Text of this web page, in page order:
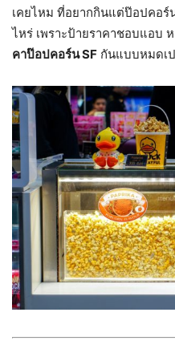
เคยไหม ที่อยากกินแต่ป๊อปคอร์
ไหร่ เพราะป้ายราคาชอบแอบ
คาป๊อปคอร์น SF กันแบบหมดเ